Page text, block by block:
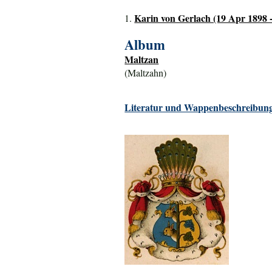
1.Karin von Gerlach (19 Apr 1898
Album
Maltzan
(Maltzahn)
Literatur und